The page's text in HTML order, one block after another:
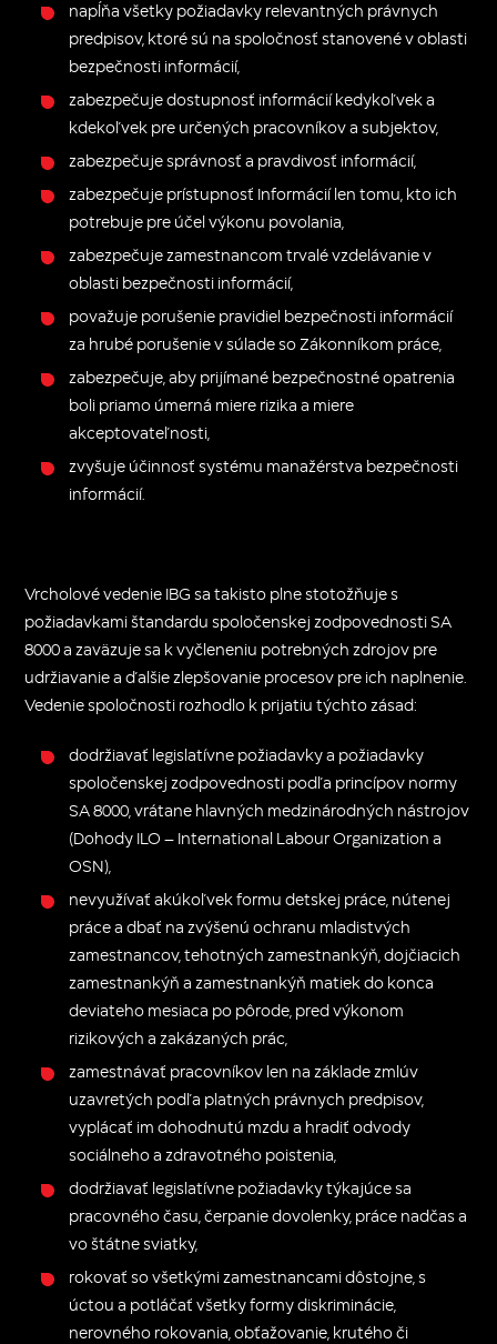
napĺňa všetky požiadavky relevantných právnych
predpisov, ktoré sú na spoločnosť stanovené v oblasti
bezpečnosti informácií,
zabezpečuje dostupnosť informácií kedykoľvek a
kdekoľvek pre určených pracovníkov a subjektov,
zabezpečuje správnosť a pravdivosť informácií,
zabezpečuje prístupnosť Informácií len tomu, kto ich
potrebuje pre účel výkonu povolania,
zabezpečuje zamestnancom trvalé vzdelávanie v
oblasti bezpečnosti informácií,
považuje porušenie pravidiel bezpečnosti informácií
za hrubé porušenie v súlade so Zákonníkom práce,
zabezpečuje, aby prijímané bezpečnostné opatrenia
boli priamo úmerná miere rizika a miere
akceptovateľnosti,
zvyšuje účinnosť systému manažérstva bezpečnosti
informácií.
Vrcholové vedenie IBG sa takisto plne stotožňuje s
požiadavkami štandardu spoločenskej zodpovednosti SA
8000 a zaväzuje sa k vyčleneniu potrebných zdrojov pre
udržiavanie a ďalšie zlepšovanie procesov pre ich naplnenie.
Vedenie spoločnosti rozhodlo k prijatiu týchto zásad:
dodržiavať legislatívne požiadavky a požiadavky
spoločenskej zodpovednosti podľa princípov normy
SA 8000, vrátane hlavných medzinárodných nástrojov
(Dohody ILO – International Labour Organization a
OSN),
nevyužívať akúkoľvek formu detskej práce, nútenej
práce a dbať na zvýšenú ochranu mladistvých
zamestnancov, tehotných zamestnankýň, dojčiacich
zamestnankýň a zamestnankýň matiek do konca
deviateho mesiaca po pôrode, pred výkonom
rizikových a zakázaných prác,
zamestnávať pracovníkov len na základe zmlúv
uzavretých podľa platných právnych predpisov,
vyplácať im dohodnutú mzdu a hradiť odvody
sociálneho a zdravotného poistenia,
dodržiavať legislatívne požiadavky týkajúce sa
pracovného času, čerpanie dovolenky, práce nadčas a
vo štátne sviatky,
rokovať so všetkými zamestnancami dôstojne, s
úctou a potláčať všetky formy diskriminácie,
nerovného rokovania, obťažovanie, krutého či